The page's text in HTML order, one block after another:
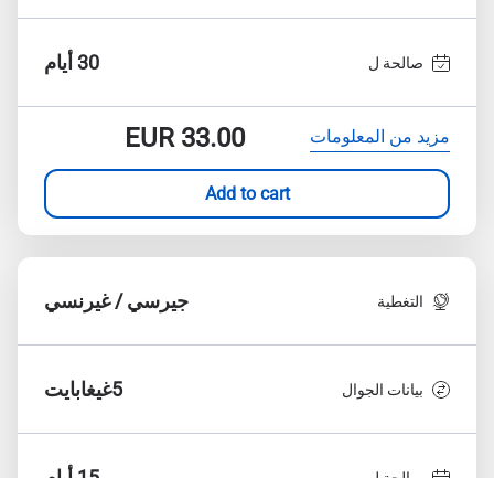
صالحة ل 30 أيام
مزيد من المعلومات EUR33.00
Add to cart
التغطية جيرسي / غيرنسي
بيانات الجوال 5غيغابايت